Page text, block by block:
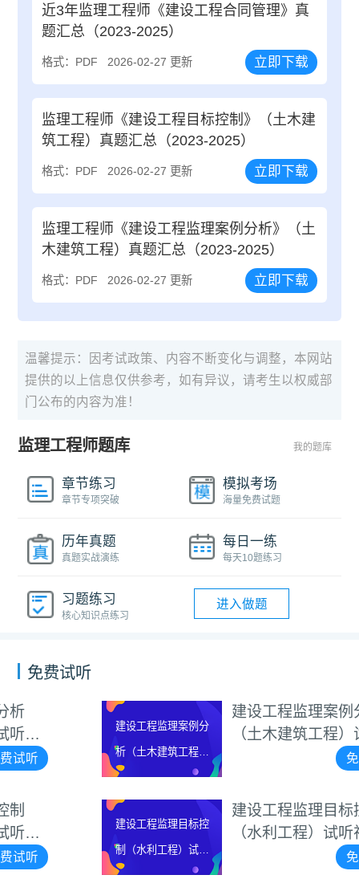
近3年监理工程师《建设工程合同管理》真
题汇总（2023-2025）
格式：PDF 2026-02-27 更新 立即下载
监理工程师《建设工程目标控制》（土木建
筑工程）真题汇总（2023-2025）
格式：PDF 2026-02-27 更新 立即下载
监理工程师《建设工程监理案例分析》（土
木建筑工程）真题汇总（2023-2025）
格式：PDF 2026-02-27 更新 立即下载
温馨提示：因考试政策、内容不断变化与调整，本网站
提供的以上信息仅供参考，如有异议，请考生以权威部
门公布的内容为准！
监理工程师题库 我的题库
章节练习
章节专项突破
模拟考场
海量免费试题
历年真题
真题实战演练
每日一练
每天10题练习
习题练习
核心知识点练习
进入做题
免费试听
建设工程监理案例分
析（土木建筑工程）
建设工程监理案例分析
（土木建筑工程）试听视
频
建设工程监理目标控
制（水利工程）试听
建设工程监理目标控制
（水利工程）试听视频